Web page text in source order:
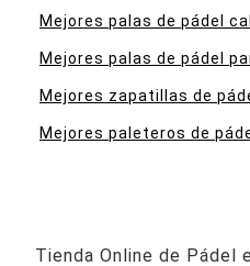
Mejores palas de pádel
Mejores palas de pádel
Mejores zapatillas de
Mejores paleteros de
Tienda Online de Pádel